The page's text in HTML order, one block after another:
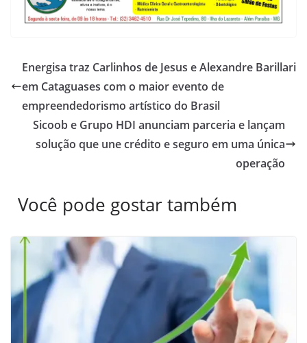
Energisa traz Carlinhos de Jesus e Alexandre Barillari
em Cataguases com o maior evento de
empreendedorismo artístico do Brasil
Sicoob e Grupo HDI anunciam parceria e lançam
solução que une crédito e seguro em uma única
operação
Você pode gostar também